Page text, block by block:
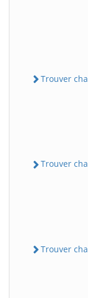
Trouver
Trouver
Trouver